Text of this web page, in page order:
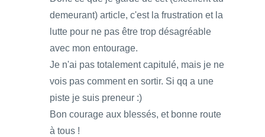
demeurant) article, c'est la frustration et la
lutte pour ne pas être trop désagréable
avec mon entourage.
Je n'ai pas totalement capitulé, mais je ne
vois pas comment en sortir. Si qq a une
piste je suis preneur :)
Bon courage aux blessés, et bonne route
à tous !